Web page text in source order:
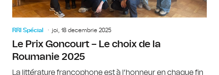
RRI Spécial joi, 18 decembrie 2025
Le Prix Goncourt – Le choix de la
Roumanie 2025
La littérature francophone est à l’honneur en chaque fin